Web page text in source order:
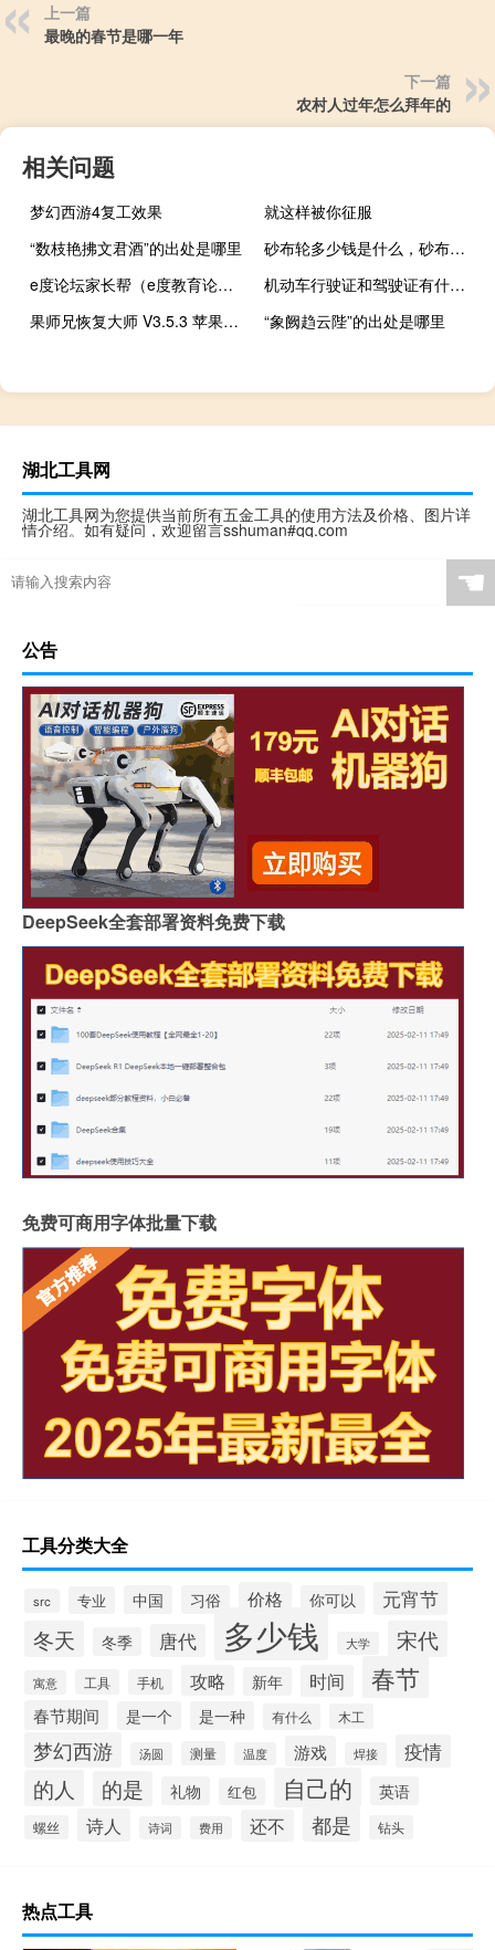
上一篇
最晚的春节是哪一年
下一篇
农村人过年怎么拜年的
相关问题
梦幻西游4复工效果
就这样被你征服
“数枝艳拂文君酒”的出处是哪里
砂布轮多少钱是什么，砂布轮2021价格和图文详情
e度论坛家长帮（e度教育论坛北京）
机动车行驶证和驾驶证有什么不同
果师兄恢复大师 V3.5.3 苹果版（果师兄恢复大师 V3.5.3 苹果版功能简介）
“象阙趋云陛”的出处是哪里
湖北工具网
湖北工具网为您提供当前所有五金工具的使用方法及价格、图片详
情介绍。如有疑问，欢迎留言sshuman#qq.com
☚
公告
DeepSeek全套部署资料免费下载
免费可商用字体批量下载
工具分类大全
src 专业 中国 习俗 价格 你可以 元宵节
冬天 冬季 唐代 多少钱 大学 宋代
寓意 工具 手机 攻略 新年 时间 春节
春节期间 是一个 是一种 有什么 木工
梦幻西游 汤圆 测量 温度 游戏 焊接 疫情
的人 的是 礼物 红包 自己的 英语
螺丝 诗人 诗词 费用 还不 都是 钻头
热点工具